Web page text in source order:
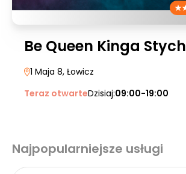
Be Queen Kinga
1 Maja 8, Łowicz
Teraz otwarteDzisiaj:09:00-19:00
Najpopularniejsze usługi